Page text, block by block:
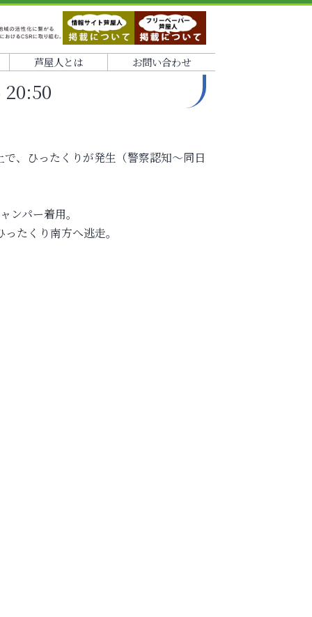
芦屋人とは お問い合わせ
20:50
、ひったくりが発生（警察認知～同日
ンパー着用。
たくり南方へ逃走。